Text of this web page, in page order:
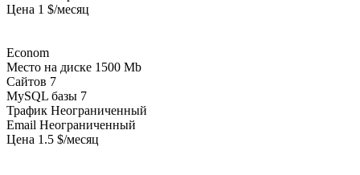
Цена 1 $/месяц
Econom
Место на диске 1500 Mb
Сайтов 7
MySQL базы 7
Трафик Неограниченный
Email Неограниченный
Цена 1.5 $/месяц